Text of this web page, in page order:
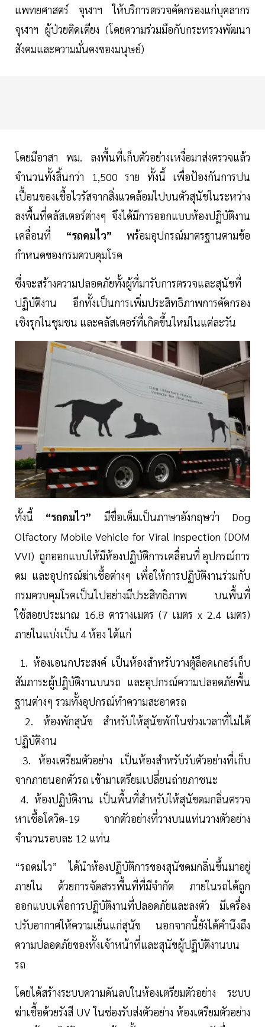
แพทยศาสตร์ จุฬาฯ ให้บริการตรวจคัดกรองแก่บุคลากร
จุฬาฯ ผู้ป่วยติดเตียง (โดยความร่วมมือกับกระทรวงพัฒนา
สังคมและความมั่นคงของมนุษย์)
โดยมีอาสา พม. ลงพื้นที่เก็บตัวอย่างเหงื่อมาส่งตรวจแล้ว
จำนวนทั้งสิ้นกว่า 1,500 ราย ทั้งนี้ เพื่อป้องกันการปน
เปื้อนของเชื้อไวรัสจากสิ่งแวดล้อมไปบนตัวสุนัขในระหว่าง
ลงพื้นที่คลัสเตอร์ต่างๆ จึงได้มีการออกแบบห้องปฏิบัติงาน
เคลื่อนที่ “รถดมไว” พร้อมอุปกรณ์มาตรฐานตามข้อ
กำหนดของกรมควบคุมโรค
ซึ่งจะสร้างความปลอดภัยทั้งผู้ที่มารับการตรวจและสุนัขที่
ปฏิบัติงาน อีกทั้งเป็นการเพิ่มประสิทธิภาพการคัดกรอง
เชิงรุกในชุมชน และคลัสเตอร์ที่เกิดขึ้นใหม่ในแต่ละวัน
ทั้งนี้ “รถดมไว” มีชื่อเต็มเป็นภาษาอังกฤษว่า Dog
Olfactory Mobile Vehicle for Viral Inspection (DOM
VVI) ถูกออกแบบให้มีห้องปฏิบัติการเคลื่อนที่ อุปกรณ์การ
ดม และอุปกรณ์ฆ่าเชื้อต่างๆ เพื่อให้การปฏิบัติงานร่วมกับ
กรมควบคุมโรคเป็นไปอย่างมีประสิทธิภาพ บนพื้นที่
ใช้สอยประมาณ 16.8 ตารางเมตร (7 เมตร x 2.4 เมตร)
ภายในแบ่งเป็น 4 ห้อง ได้แก่
1. ห้องเอนกประสงค์ เป็นห้องสำหรับวางตู้ล็อคเกอร์เก็บ
สัมภาระผู้ปฎิบัติงานบนรถ และอุปกรณ์ความปลอดภัยพื้น
ฐานต่างๆ รวมทั้งอุปกรณ์ทำความสะอาดรถ
2. ห้องพักสุนัข สำหรับให้สุนัขพักในช่วงเวลาที่ไม่ได้
ปฏิบัติงาน
3. ห้องเตรียมตัวอย่าง เป็นห้องสำหรับรับตัวอย่างที่เก็บ
จากภายนอกตัวรถ เข้ามาเตรียมเปลี่ยนถ่ายภาชนะ
4. ห้องปฏิบัติงาน เป็นพื้นที่สำหรับให้สุนัขดมกลิ่นตรวจ
หาเชื้อโควิด-19 จากตัวอย่างที่วางบนแท่นวางตัวอย่าง
จำนวนรอบละ 12 แท่น
“รถดมไว” ได้นำห้องปฏิบัติการของสุนัขดมกลิ่นขึ้นมาอยู่
ภายใน ด้วยการจัดสรรพื้นที่ที่มีจำกัด ภายในรถได้ถูก
ออกแบบเพื่อการปฏิบัติงานที่ปลอดภัยและลงตัว มีเครื่อง
ปรับอากาศให้ความเย็นแก่สุนัข นอกจากนี้ยังได้คำนึงถึง
ความปลอดภัยของทั้งเจ้าหน้าที่และสุนัขผู้ปฏิบัติงานบน
รถ
โดยได้สร้างระบบความดันลบในห้องเตรียมตัวอย่าง ระบบ
ฆ่าเชื้อด้วยรังสี UV ในช่องรับส่งตัวอย่าง ห้องเตรียมตัวอย่าง